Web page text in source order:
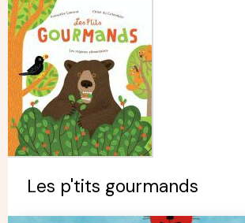
Les p'tits gourmands